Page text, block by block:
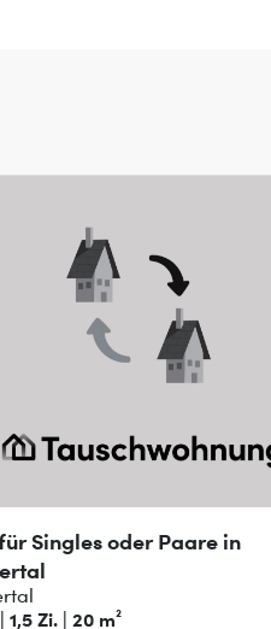
Singles oder Paare in
Zi. | 20 m²